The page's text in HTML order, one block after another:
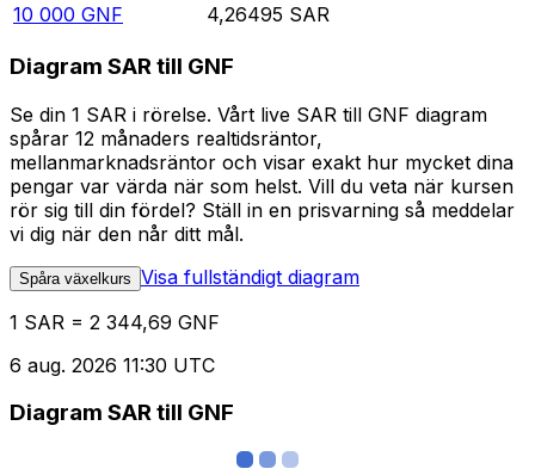
10 000 GNF 4,26495 SAR
Diagram SAR till GNF
Se din 1 SAR i rörelse. Vårt live SAR till GNF diagram
spårar 12 månaders realtidsräntor,
mellanmarknadsräntor och visar exakt hur mycket dina
pengar var värda när som helst. Vill du veta när kursen
rör sig till din fördel? Ställ in en prisvarning så meddelar
vi dig när den når ditt mål.
Spåra växelkurs Visa fullständigt diagram
1 SAR = 2 344,69 GNF
6 aug. 2026 11:30 UTC
Diagram SAR till GNF